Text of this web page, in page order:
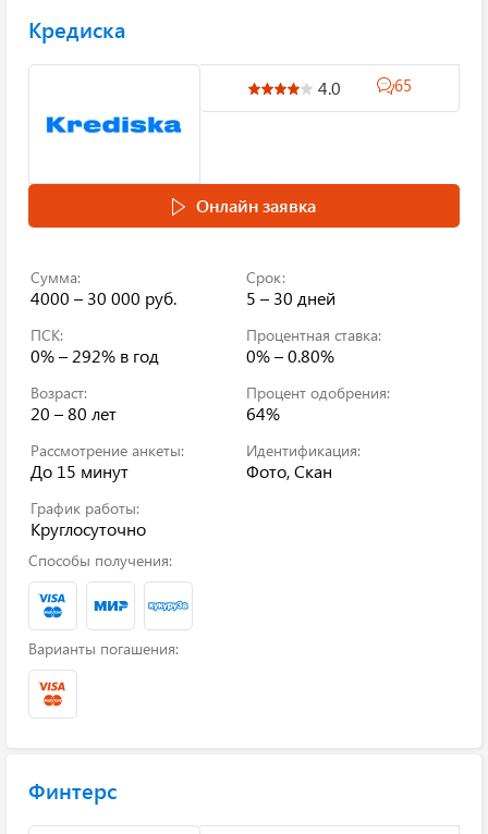
Кредиска
4.0 65
Онлайн заявка
Сумма:
4000 – 30 000 руб.
Срок:
5 – 30 дней
ПСК:
0% – 292% в год
Процентная ставка:
0% – 0.80%
Возраст:
20 – 80 лет
Процент одобрения:
64%
Рассмотрение анкеты:
До 15 минут
Идентификация:
Фото, Скан
График работы:
Круглосуточно
Способы получения:
Варианты погашения:
Финтерс